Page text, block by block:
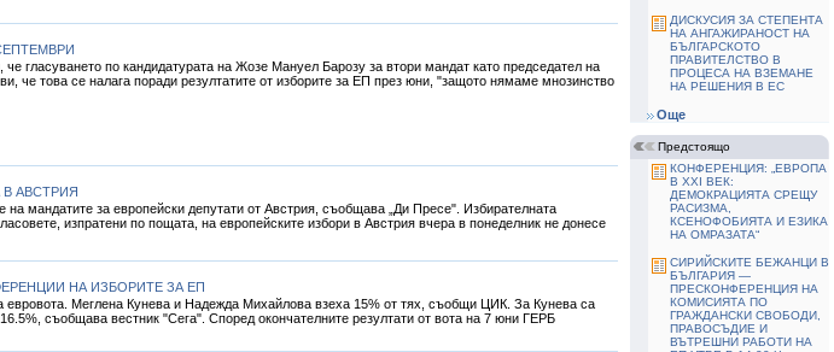
гласуването по кандидатурата на Жозе Мануел Барозу за втори мандат като председател на
че това се налага поради резултатите от изборите за ЕП през юни, "защото нямаме мнозинство
АВСТРИЯ
мандатите за европейски депутати от Австрия, съобщава „Ди Пресе". Избирателната
изпратени по пощата, на европейските избори в Австрия вчера в понеделник не донесе
НА ИЗБОРИТЕ ЗА ЕП
Меглена Кунева и Надежда Михайлова взеха 15% от тях, съобщи ЦИК. За Кунева са
съобщава вестник "Сега". Според окончателните резултати от вота на 7 юни ГЕРБ
ДИСКУСИЯ ЗА СТЕПЕНТА
НА АНГАЖИРАНОСТ НА
БЪЛГАРСКОТО
ПРАВИТЕЛСТВО В
ПРОЦЕСА НА ВЗЕМАНЕ
НА РЕШЕНИЯ В ЕС
Още
Предстоящо
КОНФЕРЕНЦИЯ: „ЕВРОПА
В ХХІ ВЕК:
ДЕМОКРАЦИЯТА СРЕЩУ
РАСИЗМА,
КСЕНОФОБИЯТА И ЕЗИКА
НА ОМРАЗАТА“
СИРИЙСКИТЕ БЕЖАНЦИ В
БЪЛГАРИЯ —
ПРЕСКОНФЕРЕНЦИЯ НА
КОМИСИЯТА ПО
ГРАЖДАНСКИ СВОБОДИ,
ПРАВОСЪДИЕ И
ВЪТРЕШНИ РАБОТИ НА